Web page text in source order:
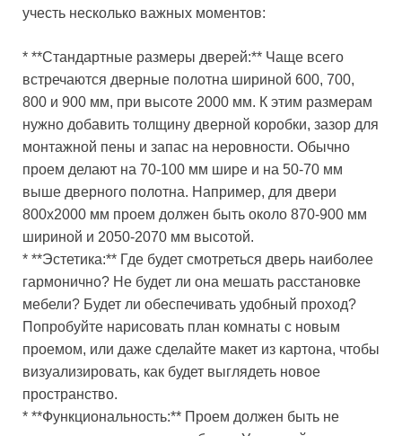
учесть несколько важных моментов:
* **Стандартные размеры дверей:** Чаще всего
встречаются дверные полотна шириной 600, 700,
800 и 900 мм, при высоте 2000 мм. К этим размерам
нужно добавить толщину дверной коробки, зазор для
монтажной пены и запас на неровности. Обычно
проем делают на 70-100 мм шире и на 50-70 мм
выше дверного полотна. Например, для двери
800х2000 мм проем должен быть около 870-900 мм
шириной и 2050-2070 мм высотой.
* **Эстетика:** Где будет смотреться дверь наиболее
гармонично? Не будет ли она мешать расстановке
мебели? Будет ли обеспечивать удобный проход?
Попробуйте нарисовать план комнаты с новым
проемом, или даже сделайте макет из картона, чтобы
визуализировать, как будет выглядеть новое
пространство.
* **Функциональность:** Проем должен быть не